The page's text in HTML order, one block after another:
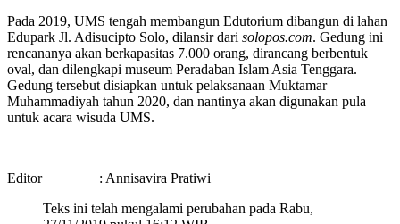
Pada 2019, UMS tengah membangun Edutorium dibangun di lahan
Edupark Jl. Adisucipto Solo, dilansir dari solopos.com. Gedung ini
rencananya akan berkapasitas 7.000 orang, dirancang berbentuk
oval, dan dilengkapi museum Peradaban Islam Asia Tenggara.
Gedung tersebut disiapkan untuk pelaksanaan Muktamar
Muhammadiyah tahun 2020, dan nantinya akan digunakan pula
untuk acara wisuda UMS.
Editor : Annisavira Pratiwi
Teks ini telah mengalami perubahan pada Rabu,